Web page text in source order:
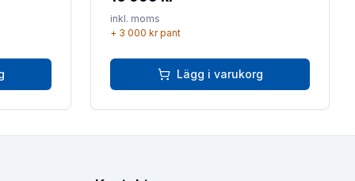
inkl. moms
+ 3 000 krpant
Lägg i varukorg